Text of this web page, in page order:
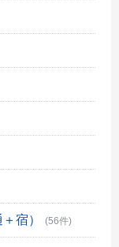
宿） (56件)